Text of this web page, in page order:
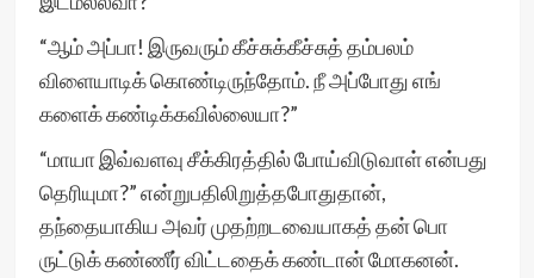
“ஆம் அப்பா! இருவரும் கீச்சுக்கீச்சுத் தம்பலம்
விளையாடிக் கொண்டிருந்தோம். நீ அப்போது எங்
களைக் கண்டிக்கவில்லையா?”
“மாயா இவ்வளவு சீக்கிரத்தில் போய்விடுவாள் என்பது
தெரியுமா?” என்றுபதிலிறுத்தபோதுதான்,
தந்தையாகிய அவர் முதற்றடவையாகத் தன் பொ
ருட்டுக் கண்ணீர் விட்டதைக் கண்டான் மோகனன்.